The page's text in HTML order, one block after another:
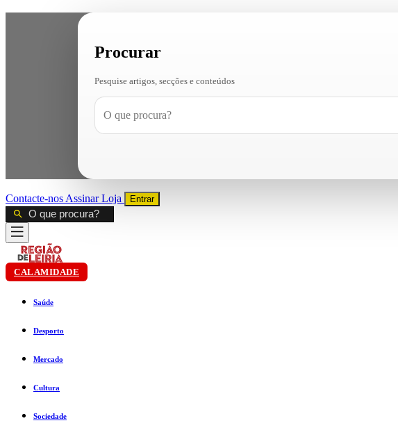
Procurar
Pesquise artigos, secções e conteúdos
Contacte-nos AssinarLoja Entrar
CALAMIDADE
Saúde
Desporto
Mercado
Cultura
Sociedade